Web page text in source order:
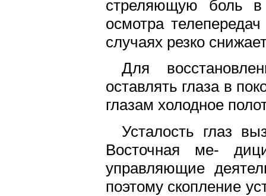
стреляющую боль в
осмотра
случаях резко
Для
оставлять глаза в
глазам холодное
Усталость глаз
Восточная ме-
управляющие
поэтому скопление